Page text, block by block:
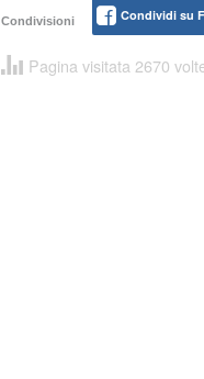
Condivisioni Condividi su
Pagina visitata 2670